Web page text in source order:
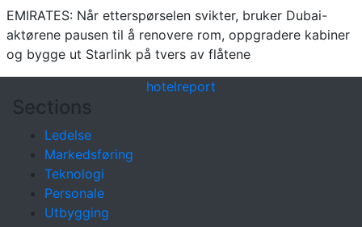
EMIRATES: Når etterspørselen svikter, bruker Dubai-
aktørene pausen til å renovere rom, oppgradere kabiner
og bygge ut Starlink på tvers av flåtene
hotelreport
Sections
Ledelse
Markedsføring
Teknologi
Personale
Utbygging